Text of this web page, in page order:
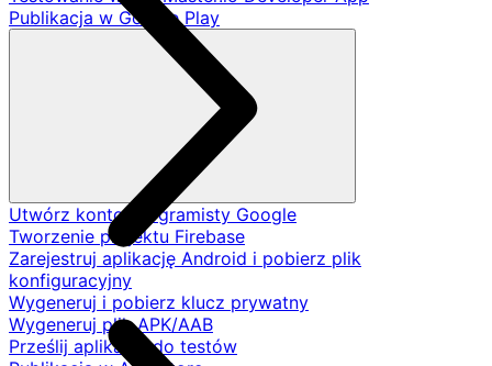
Publikacja w Google Play
Utwórz konto programisty Google
Tworzenie projektu Firebase
Zarejestruj aplikację Android i pobierz plik
konfiguracyjny
Wygeneruj i pobierz klucz prywatny
Wygeneruj plik APK/AAB
Prześlij aplikację do testów